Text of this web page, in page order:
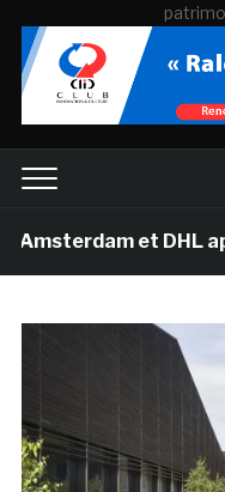
et DHL